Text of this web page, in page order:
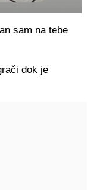
sam na tebe
dok je